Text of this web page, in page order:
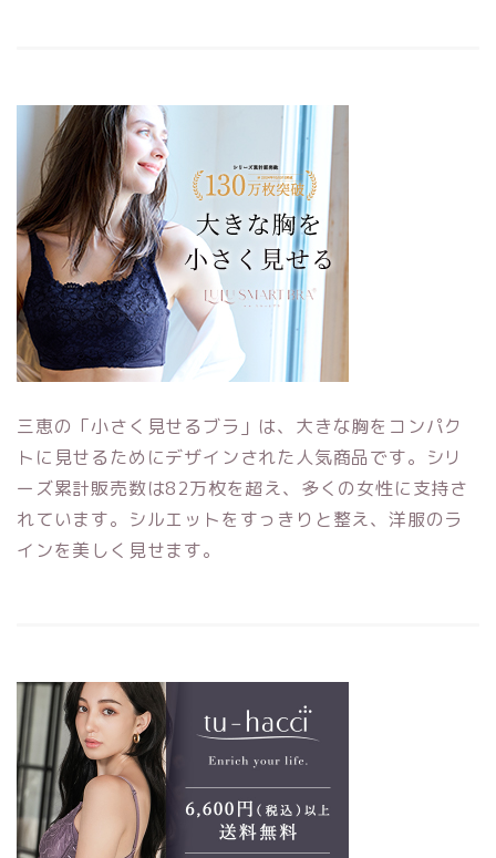
三恵の「小さく見せるブラ」は、大きな胸をコンパク
トに見せるためにデザインされた人気商品です。シリ
ーズ累計販売数は82万枚を超え、多くの女性に支持さ
れています。シルエットをすっきりと整え、洋服のラ
インを美しく見せます。